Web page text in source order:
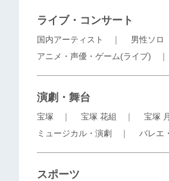
ライブ・コンサート
国内アーティスト ｜ 男性ソロ
アニメ・声優・ゲーム(ライブ)
演劇・舞台
宝塚 ｜ 宝塚 花組 ｜ 宝塚
ミュージカル・演劇
｜ バレエ
スポーツ